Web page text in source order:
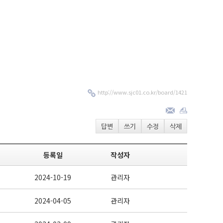
http://www.sjc01.co.kr/board/1421
답변 쓰기 수정 삭제
등록일 작성자
2024-10-19 관리자
2024-04-05 관리자